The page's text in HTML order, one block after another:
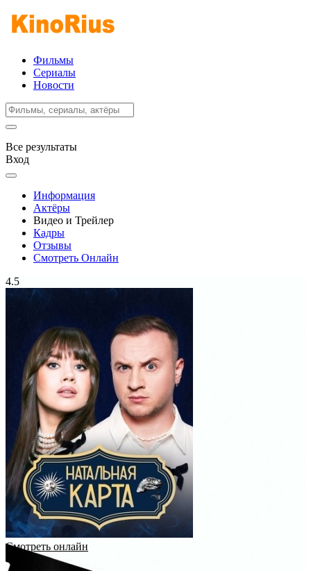
Фильмы
Сериалы
Новости
Все результаты
Вход
Информация
Актёры
Видео и Трейлер
Кадры
Отзывы
Смотреть Онлайн
4.5
Смотреть онлайн